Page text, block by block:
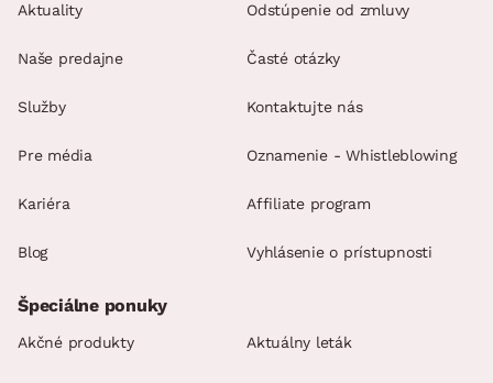
Aktuality
Naše predajne
Služby
Pre média
Kariéra
Blog
Odstúpenie od zmluvy
Časté otázky
Kontaktujte nás
Oznamenie - Whistleblowing
Affiliate program
Vyhlásenie o prístupnosti
Špeciálne ponuky
Akčné produkty Aktuálny leták